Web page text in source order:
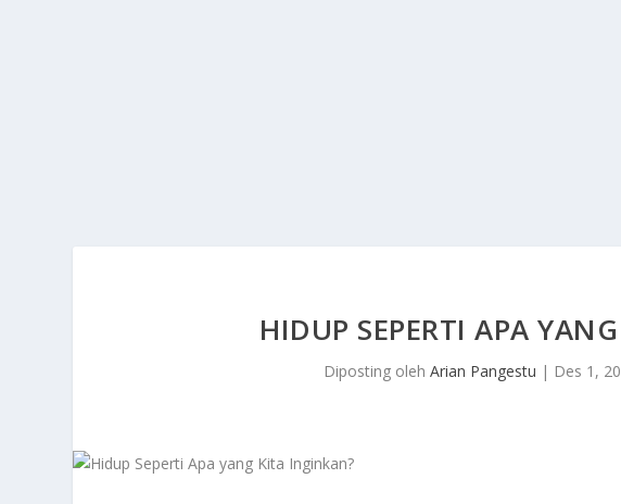
HIDUP SEPERTI APA
Diposting olehArian Pangestu | Des 1,